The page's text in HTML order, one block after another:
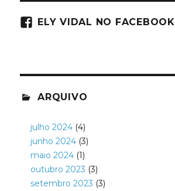
ELY VIDAL NO FACEBOOK
ARQUIVO
julho 2024(4)
junho 2024(3)
maio 2024(1)
outubro 2023 (3)
setembro 2023 (3)